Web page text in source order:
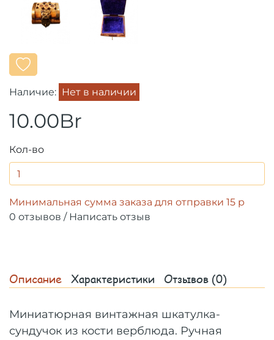
Наличие: Нет в наличии
10.00Br
Кол-во
Минимальная сумма заказа для отправки 15 р
0 отзывов / Написать отзыв
Описание Характеристики Отзывов (0)
Миниатюрная винтажная шкатулка-
сундучок из кости верблюда. Ручная